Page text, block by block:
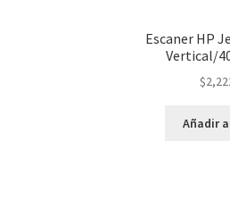
Escaner HP
Vertical/
$
Añadir